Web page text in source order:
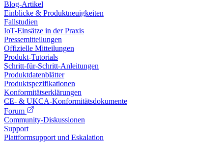
Blog-Artikel
Einblicke & Produktneuigkeiten
Fallstudien
IoT-Einsätze in der Praxis
Pressemitteilungen
Offizielle Mitteilungen
Produkt-Tutorials
Schritt-für-Schritt-Anleitungen
Produktdatenblätter
Produktspezifikationen
Konformitätserklärungen
CE- & UKCA-Konformitätsdokumente
Forum
Community-Diskussionen
Support
Plattformsupport und Eskalation